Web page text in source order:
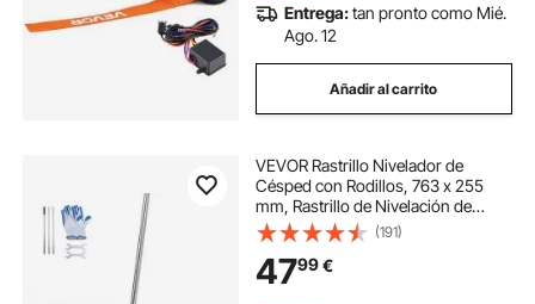
Entrega:tan pronto como Mié.
Ago. 12
Añadir al carrito
VEVOR Rastrillo Nivelador de
Césped con Rodillos, 763 x 255
mm, Rastrillo de Nivelación de
Césped, Mango Ajustable, Guantes
Incluidos, Acero, Herramienta para
Arena Tierra de Jardín Campo de
Golf
(191)
4799€